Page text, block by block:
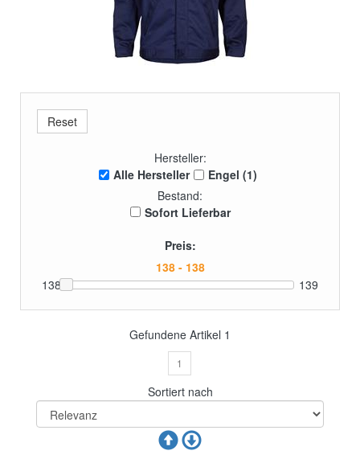
Hersteller:
Alle Hersteller
Engel (1)
Bestand:
Sofort Lieferbar
Preis:
138 139
Gefundene Artikel 1
1
Sortiert nach